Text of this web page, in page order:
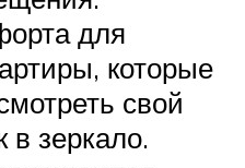
для
которые
свой
зеркало.